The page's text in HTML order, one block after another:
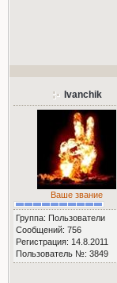
Ivanchik
Ваше звание
Группа: Пользователи
Сообщений: 756
Регистрация: 14.8.2011
Пользователь №: 3849